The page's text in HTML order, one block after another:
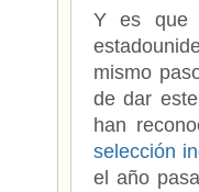
Y es que
mismo
de dar
han
selección
el año